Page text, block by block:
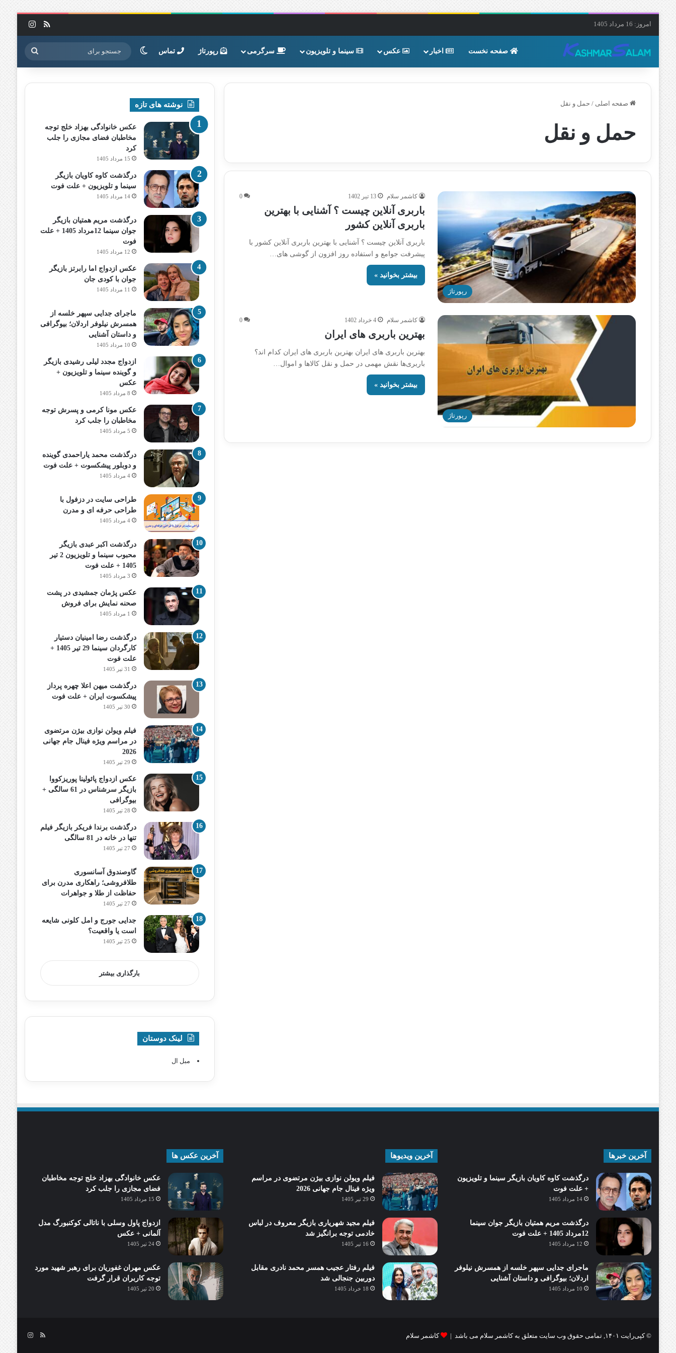
امروز: 16 مرداد 1405 خوراک
صفحه نخست اخبار عکس سینما و تلویزیون سرگرمی رپورتاژ تماس تغییر پوسته جستجو
برای
صفحه اصلی / حمل و نقل
حمل و نقل
رپورتاژ
کاشمر سلام 13 تیر 1402 0
باربری آنلاین چیست ؟ آشنایی با بهترین
باربری آنلاین کشور
باربری آنلاین چیست ؟ آشنایی با بهترین باربری آنلاین کشور با
پیشرفت جوامع و استفاده روز افزون از گوشی های…
بیشتر بخوانید »
رپورتاژ
کاشمر سلام 4 خرداد 1402 0
بهترین باربری های ایران
بهترین باربری های ایران بهترین باربری های ایران کدام اند؟
باربری‌ها نقش مهمی در حمل و نقل کالاها و اموال…
بیشتر بخوانید »
نوشته های تازه
عکس خانوادگی بهزاد خلج توجه
مخاطبان فضای مجازی را جلب
کرد
15 مرداد 1405
درگذشت کاوه کاویان بازیگر
سینما و تلویزیون + علت فوت
14 مرداد 1405
درگذشت مریم همتیان بازیگر
جوان سینما 12مرداد 1405 + علت
فوت
12 مرداد 1405
عکس ازدواج اما رابرتز بازیگر
جوان با کودی جان
11 مرداد 1405
ماجرای جدایی سپهر خلسه از
همسرش نیلوفر اردلان؛ بیوگرافی
و داستان آشنایی
10 مرداد 1405
ازدواج مجدد لیلی رشیدی بازیگر
و گوینده سینما و تلویزیون +
عکس
8 مرداد 1405
عکس مونا کرمی و پسرش توجه
مخاطبان را جلب کرد
5 مرداد 1405
درگذشت محمد یاراحمدی گوینده
و دوبلور پیشکسوت + علت فوت
4 مرداد 1405
طراحی سایت در دزفول با
طراحی حرفه‌ ای و مدرن
4 مرداد 1405
درگذشت اکبر عبدی بازیگر
محبوب سینما و تلویزیون 2 تیر
1405 + علت فوت
3 مرداد 1405
عکس پژمان جمشیدی در پشت
صحنه نمایش برای فروش
1 مرداد 1405
درگذشت رضا امینیان دستیار
کارگردان سینما 29 تیر 1405 +
علت فوت
31 تیر 1405
درگذشت میهن اعلا چهره پرداز
پیشکسوت ایران + علت فوت
30 تیر 1405
فیلم ویولن نوازی بیژن مرتضوی
در مراسم ویژه فینال جام جهانی
2026
29 تیر 1405
عکس ازدواج پائولینا پوریزکووا
بازیگر سرشناس در 61 سالگی +
بیوگرافی
28 تیر 1405
درگذشت برندا فریکر بازیگر فیلم
تنها در خانه در 81 سالگی
27 تیر 1405
گاوصندوق آسانسوری
طلافروشی؛ راهکاری مدرن برای
حفاظت از طلا و جواهرات
27 تیر 1405
جدایی جورج و امل کلونی شایعه
است یا واقعیت؟
25 تیر 1405
بارگذاری بیشتر
لینک دوستان
مبل ال
آخرین خبرها
درگذشت کاوه کاویان بازیگر سینما و تلویزیون
+ علت فوت
14 مرداد 1405
درگذشت مریم همتیان بازیگر جوان سینما
12مرداد 1405 + علت فوت
12 مرداد 1405
ماجرای جدایی سپهر خلسه از همسرش نیلوفر
اردلان؛ بیوگرافی و داستان آشنایی
10 مرداد 1405
آخرین ویدیوها
فیلم ویولن نوازی بیژن مرتضوی در مراسم
ویژه فینال جام جهانی 2026
29 تیر 1405
فیلم مجید شهریاری بازیگر معروف در لباس
خادمی توجه برانگیز شد
16 تیر 1405
فیلم رفتار عجیب همسر محمد نادری مقابل
دوربین جنجالی شد
18 خرداد 1405
آخرین عکس ها
عکس خانوادگی بهزاد خلج توجه مخاطبان
فضای مجازی را جلب کرد
15 مرداد 1405
ازدواج پاول وسلی با ناتالی کوکنبورگ مدل
آلمانی + عکس
24 تیر 1405
عکس مهران غفوریان برای رهبر شهید مورد
توجه کاربران قرار گرفت
20 تیر 1405
© کپی‌رایت ۱۴۰۱, تمامی حقوق وب سایت متعلق به کاشمر سلام می باشد | کاشمر سلام خوراکاینستاگرام